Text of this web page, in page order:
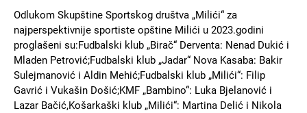
Odlukom Skupštine Sportskog društva „Milići“ za
najperspektivnije sportiste opštine Milići u 2023.godini
proglašeni su:Fudbalski klub „Birač“ Derventa: Nenad Dukić i
Mladen Petrović;Fudbalski klub „Jadar“ Nova Kasaba: Bakir
Sulejmanović i Aldin Mehić;Fudbalski klub „Milići“: Filip
Gavrić i Vukašin Došić;KMF „Bambino“: Luka Bjelanović i
Lazar Bačić,Košarkaški klub „Milići“: Martina Delić i Nikola